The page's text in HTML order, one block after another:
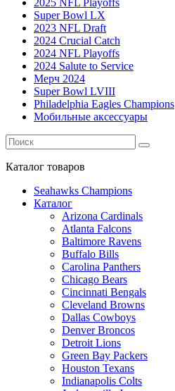
Super Bowl LX
2023 NFL Draft
2024 Crucial Catch
2024 NFL Playoffs
2024 Salute to Service
Мерч 2024
Super Bowl LVIII
Philadelphia Eagles Champions
Мобильные аксессуары
Каталог товаров
Seahawks Champions
Каталог
Arizona Cardinals
Atlanta Falcons
Baltimore Ravens
Buffalo Bills
Carolina Panthers
Chicago Bears
Cincinnati Bengals
Cleveland Browns
Dallas Cowboys
Denver Broncos
Detroit Lions
Green Bay Packers
Houston Texans
Indianapolis Colts